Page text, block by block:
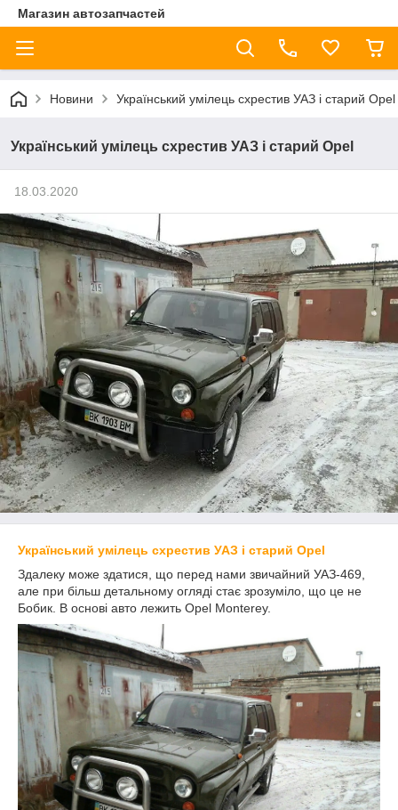
Магазин автозапчастей
Новини Український умілець схрестив УАЗ і старий Opel
Український умілець схрестив УАЗ і старий Opel
18.03.2020
Український умілець схрестив УАЗ і старий Opel
Здалеку може здатися, що перед нами звичайний УАЗ-469,
але при більш детальному огляді стає зрозуміло, що це не
Бобик. В основі авто лежить Opel Monterey.